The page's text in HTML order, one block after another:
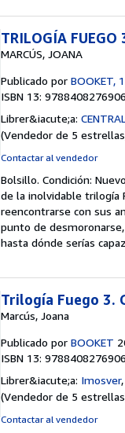
TRILOGÍA FUEGO
MARCÚS, JOANA
Publicado por BOOKET,
ISBN 13:
Librer&iacute;a:
(Vendedor de 5 estrellas
Contactar al vendedor
Bolsillo. Condición:
de la inolvidable trilogía
reencontrarse con sus
punto de
hasta dónde serías
Trilogía Fuego 3.
Marcús, Joana
Publicado por BOOKET
ISBN 13:
Librer&iacute;a: Imosver,
(Vendedor de 5 estrellas
Contactar al vendedor